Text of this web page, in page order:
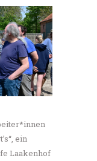
ein
Laakenhof